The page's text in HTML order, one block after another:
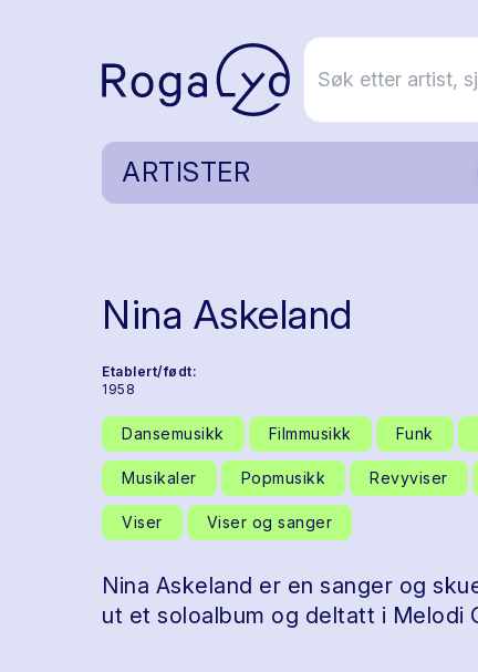
ARTISTER
Nina Askeland
Etablert/født:
1958
Dansemusikk Filmmusikk Funk
Musikaler Popmusikk Revyviser
Viser Viser og sanger
Nina Askeland er en sanger og
ut et soloalbum og deltatt i Melodi